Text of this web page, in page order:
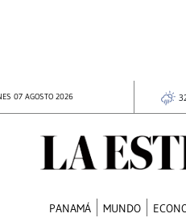
07 AGOSTO 2026
PANAMÁ MUNDO